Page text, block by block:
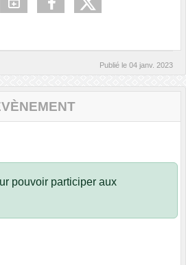
Publié le 04 janv. 2023
pouvoir participer aux